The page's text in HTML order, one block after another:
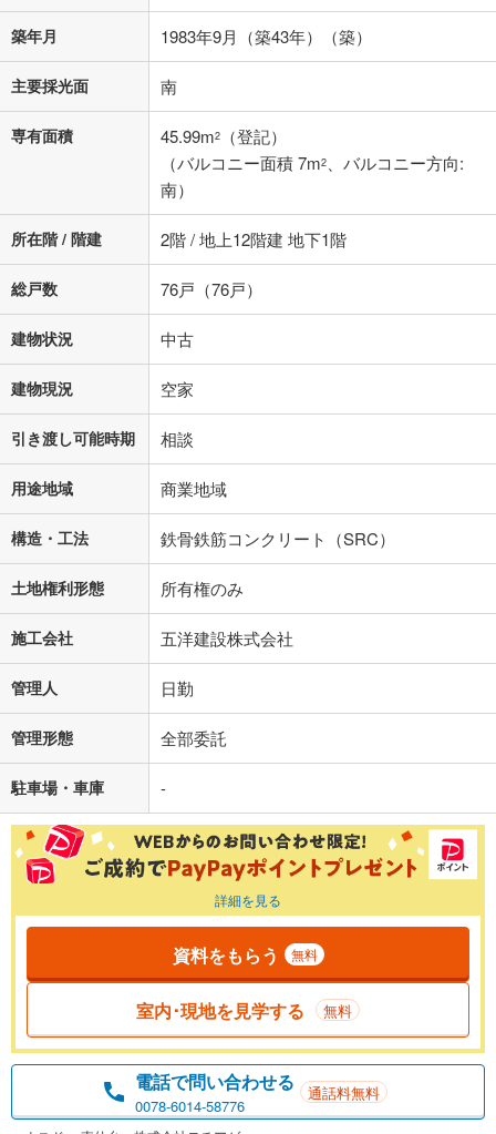
閉じる
築年月 1983年9月（築43年）（築）
主要採光面 南
専有面積 45.99m2
（登記）
（バルコニー面積 7m2、バルコニー方向:
南）
所在階 / 階建 2階 / 地上12階建 地下1階
総戸数 76戸（76戸）
建物状況 中古
建物現況 空家
引き渡し可能時期 相談
用途地域 商業地域
構造・工法 鉄骨鉄筋コンクリート（SRC）
土地権利形態 所有権のみ
施工会社 五洋建設株式会社
管理人 日勤
管理形態 全部委託
駐車場・車庫 -
詳細を見る
資料をもらう 無料
室内･現地を見学する 無料
電話で問い合わせる
0078-6014-58776
通話料無料